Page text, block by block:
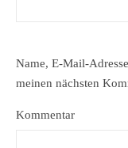
Name, E-Mail-
meinen nächsten
Kommentar